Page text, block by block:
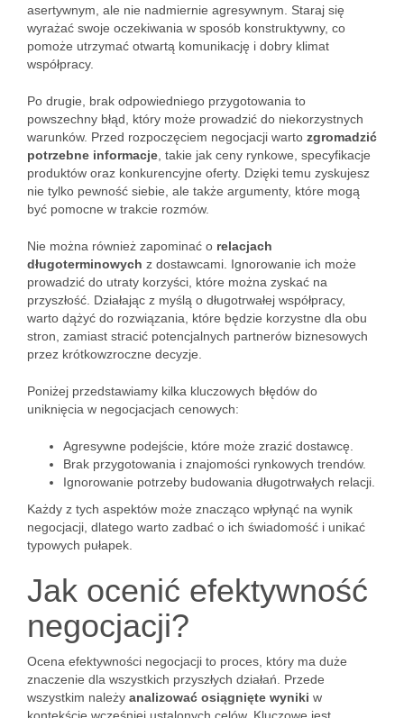
asertywnym, ale nie nadmiernie agresywnym. Staraj się
wyrażać swoje oczekiwania w sposób konstruktywny, co
pomoże utrzymać otwartą komunikację i dobry klimat
współpracy.
Po drugie, brak odpowiedniego przygotowania to
powszechny błąd, który może prowadzić do niekorzystnych
warunków. Przed rozpoczęciem negocjacji warto zgromadzić
potrzebne informacje , takie jak ceny rynkowe, specyfikacje
produktów oraz konkurencyjne oferty. Dzięki temu zyskujesz
nie tylko pewność siebie, ale także argumenty, które mogą
być pomocne w trakcie rozmów.
Nie można również zapominać o relacjach
długoterminowych z dostawcami. Ignorowanie ich może
prowadzić do utraty korzyści, które można zyskać na
przyszłość. Działając z myślą o długotrwałej współpracy,
warto dążyć do rozwiązania, które będzie korzystne dla obu
stron, zamiast stracić potencjalnych partnerów biznesowych
przez krótkowzroczne decyzje.
Poniżej przedstawiamy kilka kluczowych błędów do
uniknięcia w negocjacjach cenowych:
Agresywne podejście, które może zrazić dostawcę.
Brak przygotowania i znajomości rynkowych trendów.
Ignorowanie potrzeby budowania długotrwałych relacji.
Każdy z tych aspektów może znacząco wpłynąć na wynik
negocjacji, dlatego warto zadbać o ich świadomość i unikać
typowych pułapek.
Jak ocenić efektywność
negocjacji?
Ocena efektywności negocjacji to proces, który ma duże
znaczenie dla wszystkich przyszłych działań. Przede
wszystkim należy analizować osiągnięte wyniki w